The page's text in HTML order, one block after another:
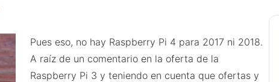
Pues eso, no hay Raspberry Pi 4 para 2017 ni 2018.
A raíz de un comentario en la oferta de la
Raspberry Pi 3 y teniendo en cuenta que ofertas y